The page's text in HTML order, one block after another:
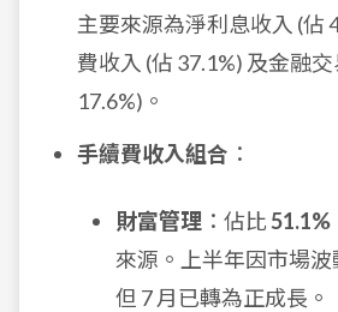
主要來源為淨利息收入 (佔
費收入 (佔 37.1%) 及金融
17.6%)。
手續費收入組合 ：
財富管理 ：佔比51.1%
來源。上半年因市場
但 7 月已轉為正成長。